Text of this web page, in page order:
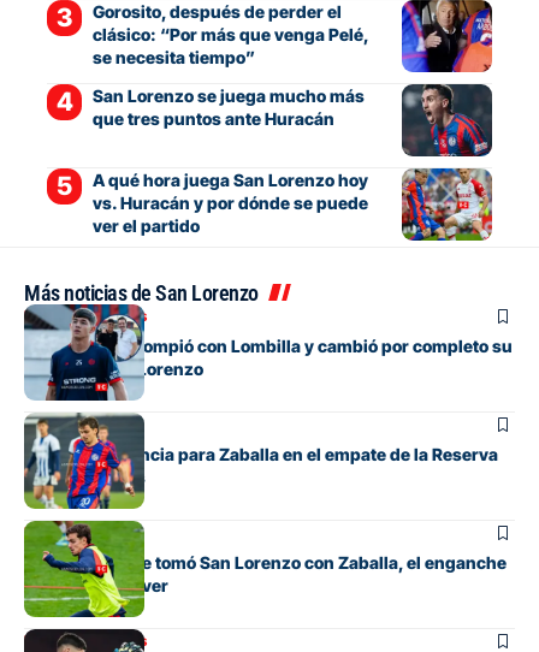
Gorosito, después de perder el
clásico: “Por más que venga Pelé,
se necesita tiempo”
San Lorenzo se juega mucho más
que tres puntos ante Huracán
A qué hora juega San Lorenzo hoy
vs. Huracán y por dónde se puede
ver el partido
Más noticias de San Lorenzo
Mercado de pases
El juvenil que rompió con Lombilla y cambió por completo su
futuro en San Lorenzo
Juveniles
Debut y asistencia para Zaballa en el empate de la Reserva
contra Talleres
Fútbol
La decisión que tomó San Lorenzo con Zaballa, el enganche
que llegó de River
Mercado de pases